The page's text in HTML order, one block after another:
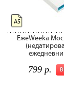
ЕжеWeeka
799 р.
А5